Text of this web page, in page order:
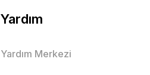
Yardım
Yardım Merkezi